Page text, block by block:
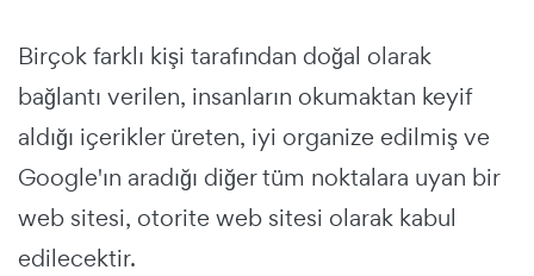
Birçok farklı kişi tarafından doğal olarak
bağlantı verilen, insanların okumaktan keyif
aldığı içerikler üreten, iyi organize edilmiş ve
Google'ın aradığı diğer tüm noktalara uyan bir
web sitesi, otorite web sitesi olarak kabul
edilecektir.